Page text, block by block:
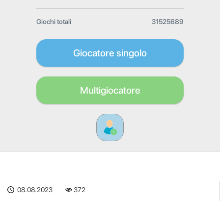
Giochi totali 31525689
Giocatore singolo
Multigiocatore
08.08.2023 372